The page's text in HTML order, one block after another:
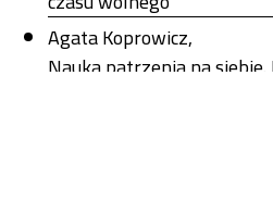
Agata Koprowicz,
Nauka patrzenia na